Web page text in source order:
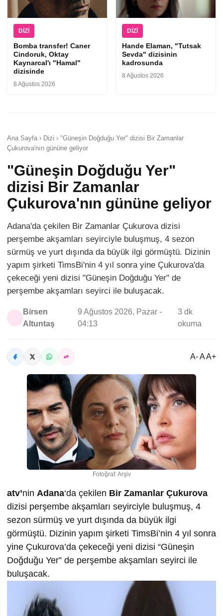
DIZI
Bomba transfer! Caner
Cindoruk, Oktay
Kaynarcal'ı "Hamal"
dizisinde
8 Ağustos 2026
DIZI
Hande Elaman, "Tutsak
Sevda" dizisinin
kadrosunda
8 Ağustos 2026
Ana Sayfa › Dizi › "Güneşin Doğduğu Yer" dizisi Bir Zamanlar
Çukurova'nın gününe geliyor
"Güneşin Doğduğu Yer"
dizisi Bir Zamanlar
Çukurova'nın gününe geliyor
Adana'da çekilen Bir Zamanlar Çukurova dizisi
perşembe akşamları seyirciyle buluşmuş, 4 sezon
sürmüş ve yurt dışında da büyük ilgi görmüştü. Dizinin
yapım şirketi TimsBi'nin 4 yıl sonra yine Çukurova'da
çekeceği yeni dizisi "Güneşin Doğduğu Yer" de
perşembe akşamları seyirci ile buluşacak.
Birsen
Altuntaş
9 Ağustos 2026, Pazar -
04:13
3 dk
okuma
A- A A+
Fotoğraf: Arşiv
atv’nin Adana‘da çekilen Bir Zamanlar Çukurova
dizisi perşembe akşamları seyirciyle buluşmuş, 4
sezon sürmüş ve yurt dışında da büyük ilgi
görmüştü. Dizinin yapım şirketi TimsBi’nin 4 yıl sonra
yine Çukurova’da çekeceği yeni dizisi “Güneşin
Doğduğu Yer” de perşembe akşamları seyirci ile
buluşacak.